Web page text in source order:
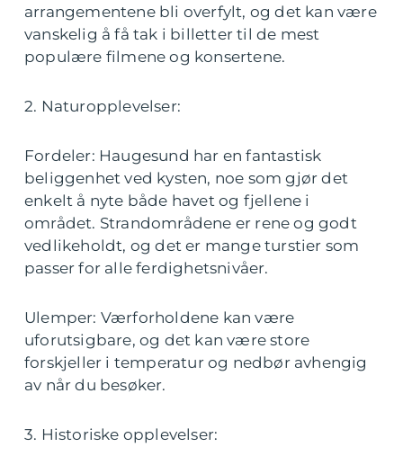
arrangementene bli overfylt, og det kan være
vanskelig å få tak i billetter til de mest
populære filmene og konsertene.
2. Naturopplevelser:
Fordeler: Haugesund har en fantastisk
beliggenhet ved kysten, noe som gjør det
enkelt å nyte både havet og fjellene i
området. Strandområdene er rene og godt
vedlikeholdt, og det er mange turstier som
passer for alle ferdighetsnivåer.
Ulemper: Værforholdene kan være
uforutsigbare, og det kan være store
forskjeller i temperatur og nedbør avhengig
av når du besøker.
3. Historiske opplevelser: